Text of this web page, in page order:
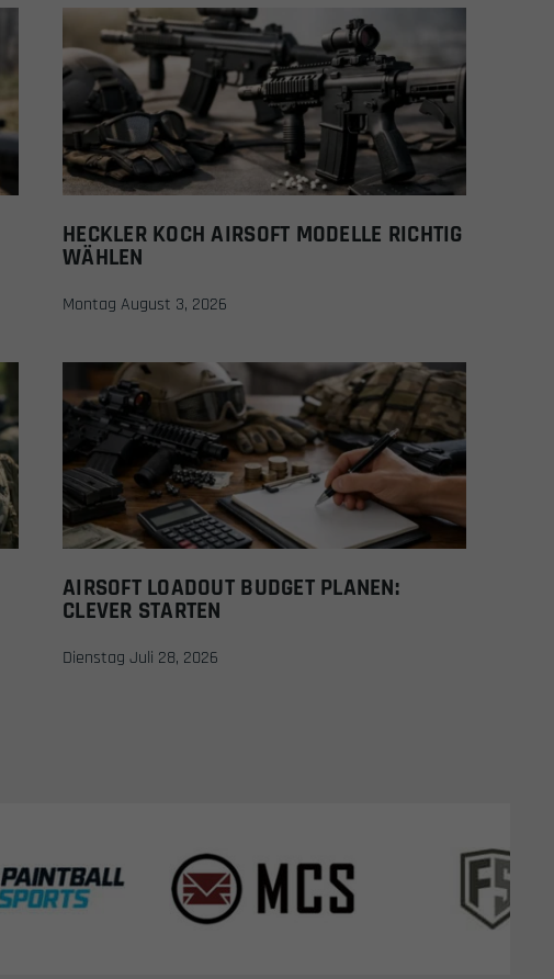
HECKLER KOCH AIRSOFT MODELLE RICHTIG
WÄHLEN
Montag August 3, 2026
AIRSOFT LOADOUT BUDGET PLANEN:
CLEVER STARTEN
Dienstag Juli 28, 2026